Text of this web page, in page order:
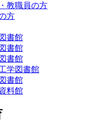
教職員の方
方
書館
書館
書館
学図書館
書館
料館